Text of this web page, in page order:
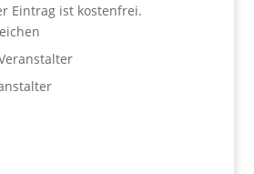
Eintrag ist kostenfrei.